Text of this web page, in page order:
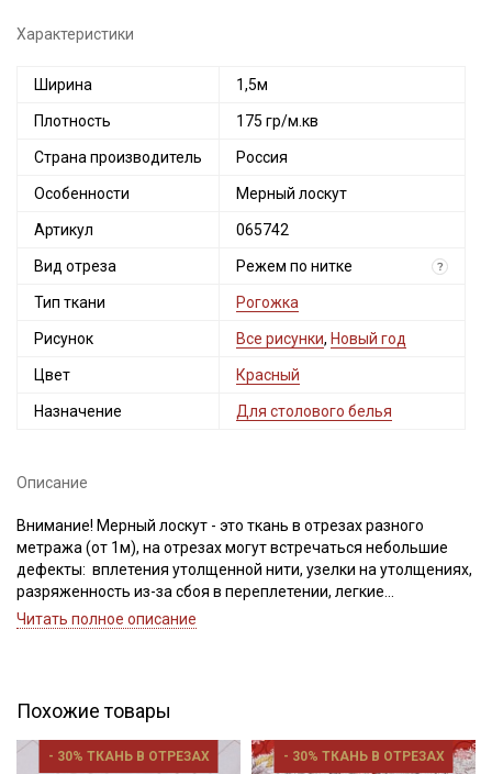
Характеристики
Ширина 1,5м
Плотность 175 гр/м.кв
Страна производитель Россия
Особенности Мерный лоскут
Артикул 065742
Вид отреза Режем по нитке ?
Тип ткани Рогожка
Рисунок Все рисунки, Новый год
Цвет Красный
Назначение Для столового белья
Описание
Внимание! Мерный лоскут - это ткань в отрезах разного
метража (от 1м), на отрезах могут встречаться небольшие
дефекты: вплетения утолщенной нити, узелки на утолщениях,
разряженность из-за сбоя в переплетении, легкие
загрязнения вдоль кромки и на расстоянии до 5см от кромки,
комментариях к заказу просим указывать необходимый
единый метраж.
Внимание! На ткани могут встречаться утолщение нитей,
непрокрасы вдоль кромки (до 5 см. от кромки), короткие
Читать полное описание
Похожие товары
- 30% ТКАНЬ В ОТРЕЗАХ - 30% ТКАНЬ В ОТРЕЗАХ